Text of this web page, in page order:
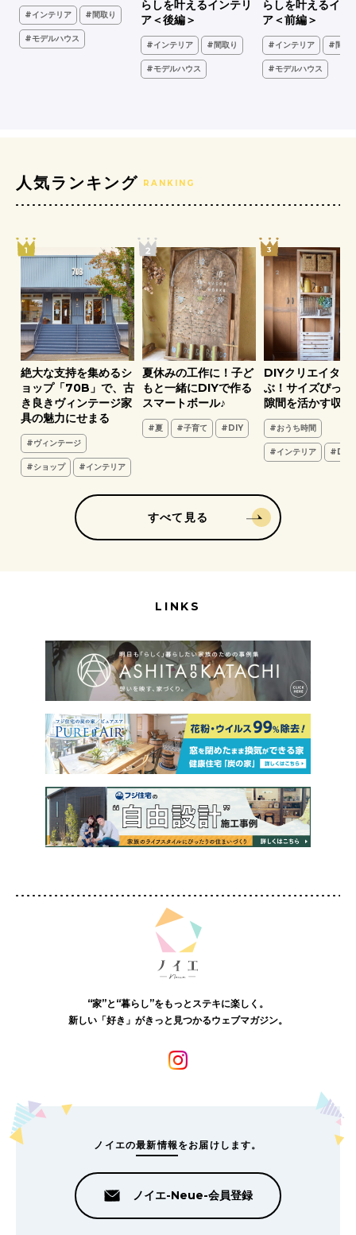
#インテリア #間取り
#モデルハウス
らしを叶えるインテリ
ア＜後編＞
#インテリア #間取り
#モデルハウス
らしを叶えるイン
ア＜前編＞
#インテリア #間取
#モデルハウス
人気ランキング RANKING
絶大な支持を集めるシ
ョップ「70B」で、古
き良きヴィンテージ家
具の魅力にせまる
#ヴィンテージ
#ショップ #インテリア
夏休みの工作に！子ど
もと一緒にDIYで作る
スマートボール♪
#夏 #子育て #DIY
DIYクリエイター
ぶ！サイズぴった
隙間を活かす収納
#おうち時間
#インテリア #DIY
すべて見る
LINKS
“家”と“暮らし”をもっとステキに楽しく。
新しい「好き」がきっと見つかるウェブマガジン。
ノイエの最新情報 をお届けします。
ノイエ-Neue-会員登録